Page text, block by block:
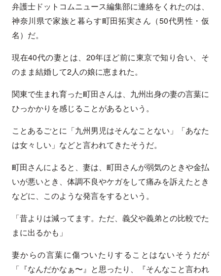
弁護士ドットコムニュース編集部に連絡をくれたのは、
神奈川県で家族と暮らす町田拓実さん（50代男性・仮
名）だ。
現在40代の妻とは、20年ほど前に東京で知り合い、そ
のまま結婚して2人の娘に恵まれた。
関東で生まれ育った町田さんは、九州出身の妻の言葉に
ひっかかりを感じることがあるという。
ことあるごとに「九州男児はそんなことない」「あなた
は女々しい」などと言われてきたそうだ。
町田さんによると、妻は、町田さんが弱気のときや金払
いが悪いとき、体調不良やケガをして痛みを訴えたとき
などに、このような発言をするという。
「昔よりは減ってます。ただ、義父や義弟との比較でた
まに出るかも」
妻からの言葉に傷ついたりすることはないそうだが
「『なんだかなぁ〜』と思ったり、『そんなこと言われ